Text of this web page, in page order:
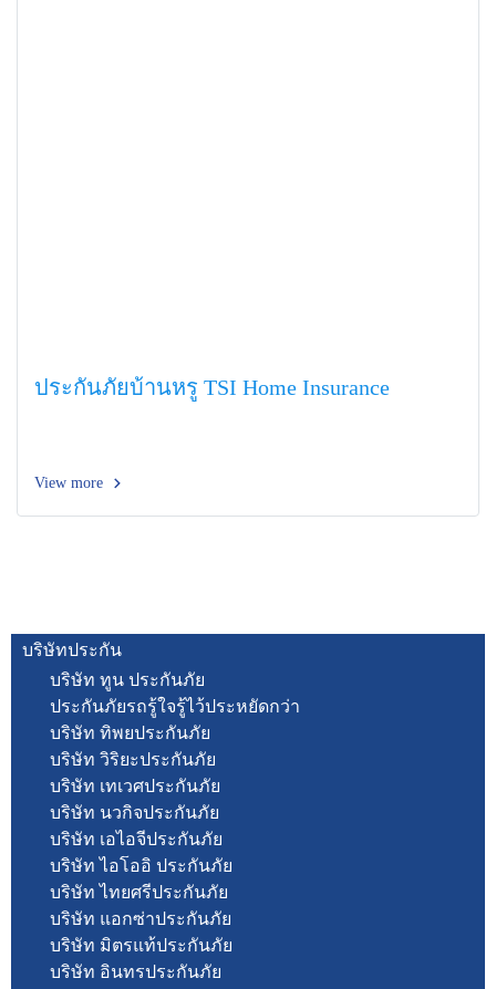
ประกันภัยบ้านหรู TSI Home Insurance
View more
บริษัทประกัน
บริษัท ทูน ประกันภัย
ประกันภัยรถรู้ใจรู้ไว้ประหยัดกว่า
บริษัท ทิพยประกันภัย
บริษัท วิริยะประกันภัย
บริษัท เทเวศประกันภัย
บริษัท นวกิจประกันภัย
บริษัท เอไอจีประกันภัย
บริษัท ไอโออิ ประกันภัย
บริษัท ไทยศรีประกันภัย
บริษัท แอกซ่าประกันภัย
บริษัท มิตรแท้ประกันภัย
บริษัท อินทรประกันภัย